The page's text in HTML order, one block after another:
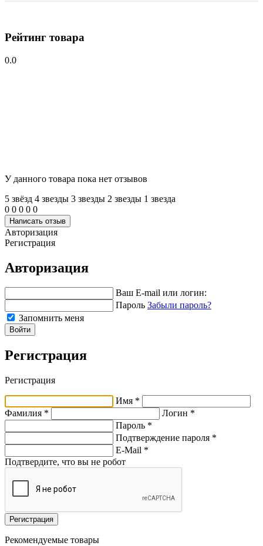
Рейтинг товара
0.0
У данного товара пока нет отзывов
5 звёзд 4 звeзды 3 звeзды 2 звeзды 1 звeзда
0 0 0 0 0
Написать отзыв
Авторизация
Регистрация
Авторизация
Ваш E-mail или логин:
Пароль Забыли пароль?
Запомнить меня
Войти
Регистрация
Регистрация
Имя *
Фамилия *
Логин *
Пароль *
Подтверждение пароля *
E-Mail *
Подтвердите, что вы не робот
Регистрация
Рекомендуемые товары